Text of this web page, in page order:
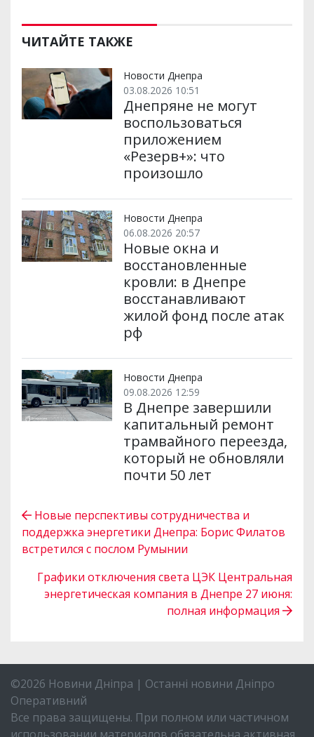
ЧИТАЙТЕ ТАКЖЕ
Новости Днепра
03.08.2026 10:51
Днепряне не могут
воспользоваться
приложением
«Резерв+»: что
произошло
Новости Днепра
06.08.2026 20:57
Новые окна и
восстановленные
кровли: в Днепре
восстанавливают
жилой фонд после атак
рф
Новости Днепра
09.08.2026 12:59
В Днепре завершили
капитальный ремонт
трамвайного переезда,
который не обновляли
почти 50 лет
Новые перспективы сотрудничества и
поддержка энергетики Днепра: Борис Филатов
встретился с послом Румынии
Графики отключения света ЦЭК Центральная
энергетическая компания в Днепре 27 июня:
полная информация
©2026 Новини Дніпра | Останні новини Дніпро
Оперативний
Все права защищены. При полном или частичном